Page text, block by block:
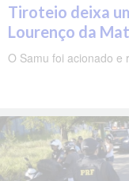
Tiroteio deixa
Lourenço da
O Samu foi acionado e